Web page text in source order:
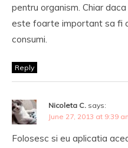
pentru organism. Chiar
este foarte important sa fi
consumi.
Reply
Nicoleta C. says:
June 27, 2013 at 9:39
Folosesc si eu aplicatia